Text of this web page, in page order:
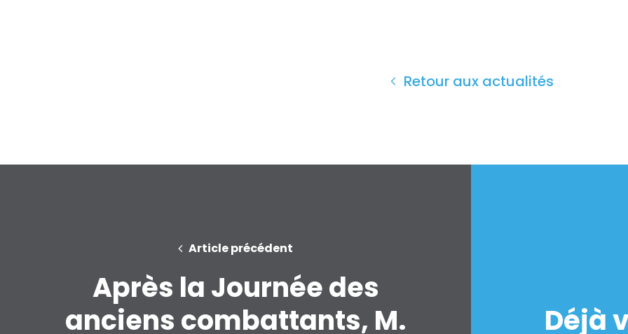
Retour aux actualités
Article précédent
Après la Journée des
anciens combattants, M.
Déjà